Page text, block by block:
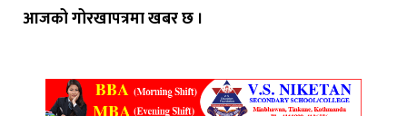
आजको गोरखापत्रमा खबर छ ।